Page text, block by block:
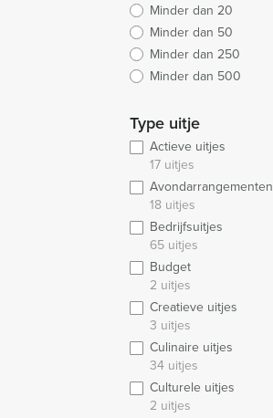
Minder dan 20
Minder dan 50
Minder dan 250
Minder dan 500
Type uitje
Actieve uitjes
17 uitjes
Avondarrangementen
18 uitjes
Bedrijfsuitjes
65 uitjes
Budget
2 uitjes
Creatieve uitjes
3 uitjes
Culinaire uitjes
34 uitjes
Culturele uitjes
2 uitjes